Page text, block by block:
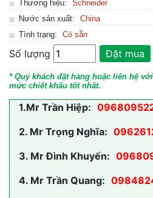
Thương hiệu:
Schneider
Nước sản xuất:
China
Tình trạng:
Có sẵn
Số lượng Đặt mua
* Quý khách đặt hàng hoặc liên hệ
mức chiết khấu tốt nhất.
1.Mr Trần Hiệp:
2. Mr Trọng Nghĩa:
3. Mr Đình Khuyến:
4. Mr Trần Quang: